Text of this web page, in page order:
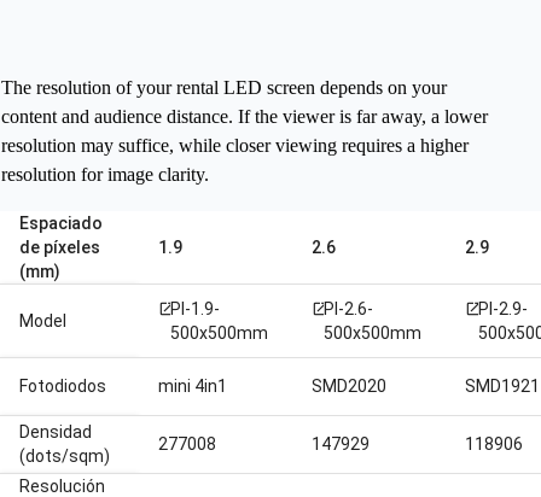
The resolution of your rental LED screen depends on your
content and audience distance. If the viewer is far away, a lower
resolution may suffice, while closer viewing requires a higher
resolution for image clarity.
Espaciado
de píxeles
(mm)
1.9 2.6 2.9
Model
open_in_newPI-1.9-
500x500mm
open_in_newPI-2.6-
500x500mm
open_in_newPI-2.9-
Fotodiodos mini 4in1 SMD2020 SMD1921
Densidad
(dots/sqm)
277008 147929 118906
Resolución